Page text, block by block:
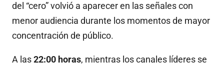
del “cero” volvió a aparecer en las señales con
menor audiencia durante los momentos de mayor
concentración de público.
A las22:00 horas, mientras los canales líderes se